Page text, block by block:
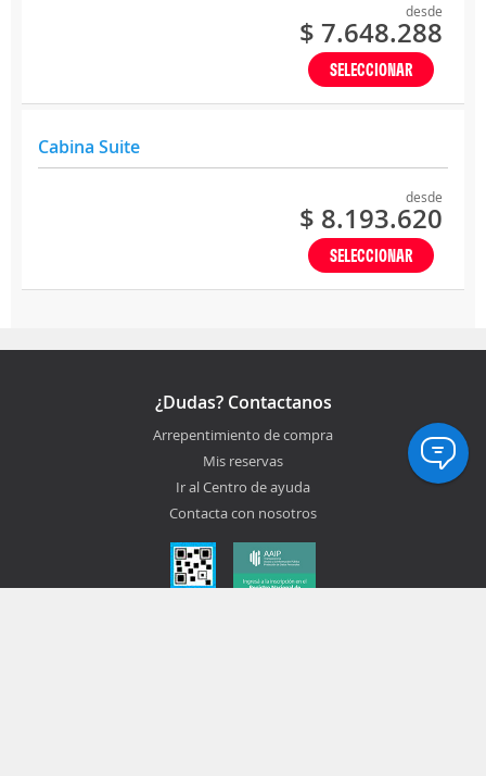
desde
$ 7.648.288
SELECCIONAR
Cabina Suite
desde
$ 8.193.620
SELECCIONAR
¿Dudas? Contactanos
Arrepentimiento de compra
Mis reservas
Ir al Centro de ayuda
Contacta con nosotros